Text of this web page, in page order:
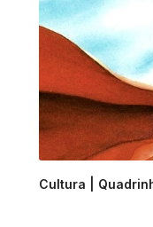
Cultura |